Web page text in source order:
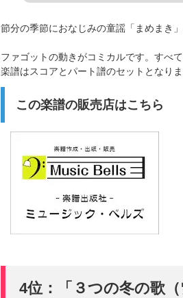
節分の季節におなじみの童謡「まめまき
ファゴットの動きがコミカルです。すべ
楽譜はスコアとパート譜のセットとなり
この楽譜の販売店はこちら
4位：「３つの冬の歌